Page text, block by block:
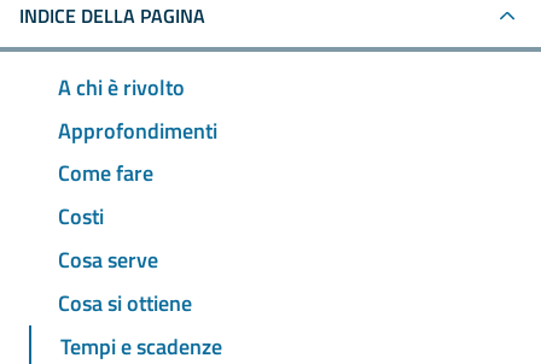
INDICE DELLA PAGINA
A chi è rivolto
Approfondimenti
Come fare
Costi
Cosa serve
Cosa si ottiene
Tempi e scadenze